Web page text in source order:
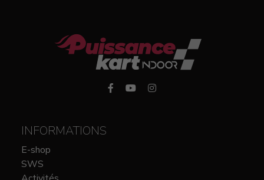
INFORMATIONS
E-shop
SWS